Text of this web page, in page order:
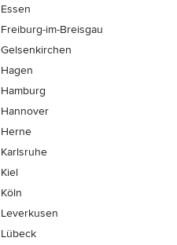
Essen
Freiburg-im-Breisgau
Gelsenkirchen
Hagen
Hamburg
Hannover
Herne
Karlsruhe
Kiel
Köln
Leverkusen
Lübeck